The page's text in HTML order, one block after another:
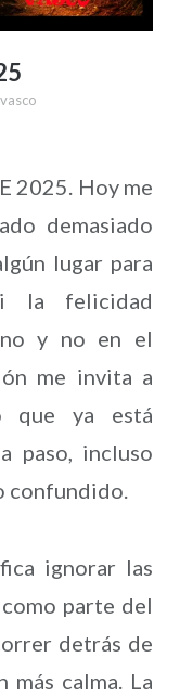
2025. Hoy me
demasiado
lugar para
la felicidad
y no en el
me invita a
que ya está
paso, incluso
confundido.
ignorar las
parte del
detrás de
más calma. La